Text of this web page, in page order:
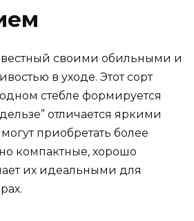
своими обильными и
в уходе. Этот сорт
стебле формируется
отличается яркими
приобретать более
компактные, хорошо
их идеальными для